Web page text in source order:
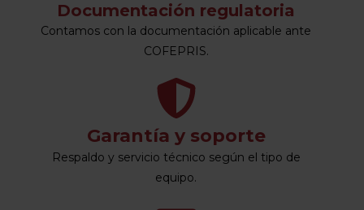
Documentación regulatoria
Contamos con la documentación aplicable ante
COFEPRIS.
Garantía y soporte
Respaldo y servicio técnico según el tipo de
equipo.